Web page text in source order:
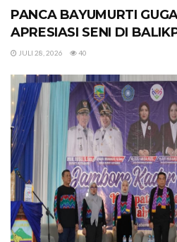
PANCA BAYUMURTI
APRESIASI SENI DI
JULI 28, 2026 40